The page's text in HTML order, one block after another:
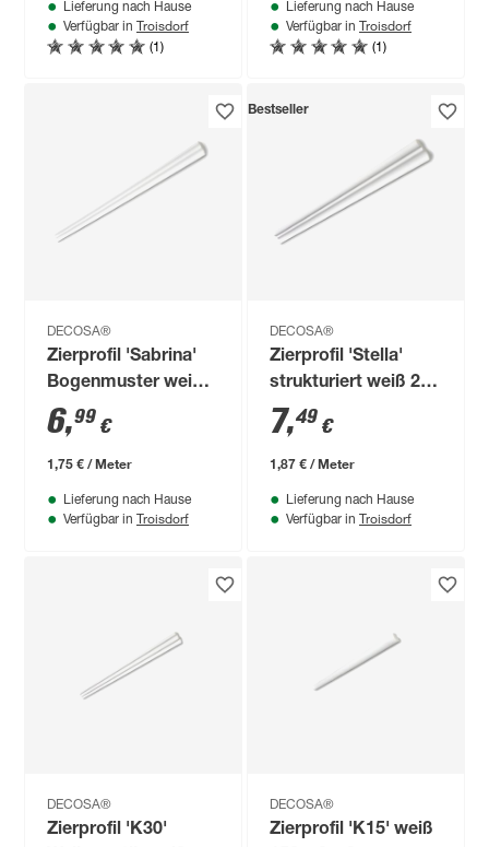
Lieferung nach Hause
Verfügbar in Troisdorf
(1)
Lieferung nach Hause
Verfügbar in Troisdorf
(1)
DECOSA®
Zierprofil 'Sabrina'
Bogenmuster weiß
200 x 1,5 x 2,5 cm 2
Stück
6,99 €
1,75 € / Meter
Lieferung nach Hause
Verfügbar in Troisdorf
Bestseller
DECOSA®
Zierprofil 'Stella'
strukturiert weiß 200
x 3,5 x 3,2 cm 2
Stück
7,49 €
1,87 € / Meter
Lieferung nach Hause
Verfügbar in Troisdorf
DECOSA®
Zierprofil 'K30'
DECOSA®
Zierprofil 'K15' weiß